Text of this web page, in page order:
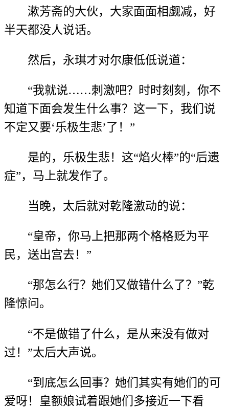
漱芳斋的大伙，大家面面相觑减，好
半天都没人说话。
然后，永琪才对尔康低低说道：
“我就说……刺激吧？时时刻刻，你不
知道下面会发生什么事？这一下，我们说
不定又要‘乐极生悲’了！”
是的，乐极生悲！这“焰火棒”的“后遗
症”，马上就发作了。
当晚，太后就对乾隆激动的说：
“皇帝，你马上把那两个格格贬为平
民，送出宫去！”
“那怎么行？她们又做错什么了？”乾
隆惊问。
“不是做错了什么，是从来没有做对
过！”太后大声说。
“到底怎么回事？她们其实有她们的可
爱呀！皇额娘试着跟她们多接近一下看